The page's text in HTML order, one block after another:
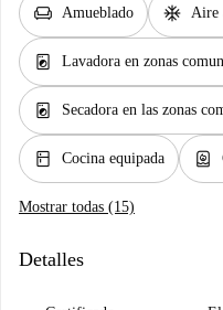
chair Amueblado ac_unit Aire
local_laundry_service Lavadora en zonas
local_laundry_service Secadora en las zonas
kitchen Cocina equipada water_heater
Mostrar todas (15)
Detalles